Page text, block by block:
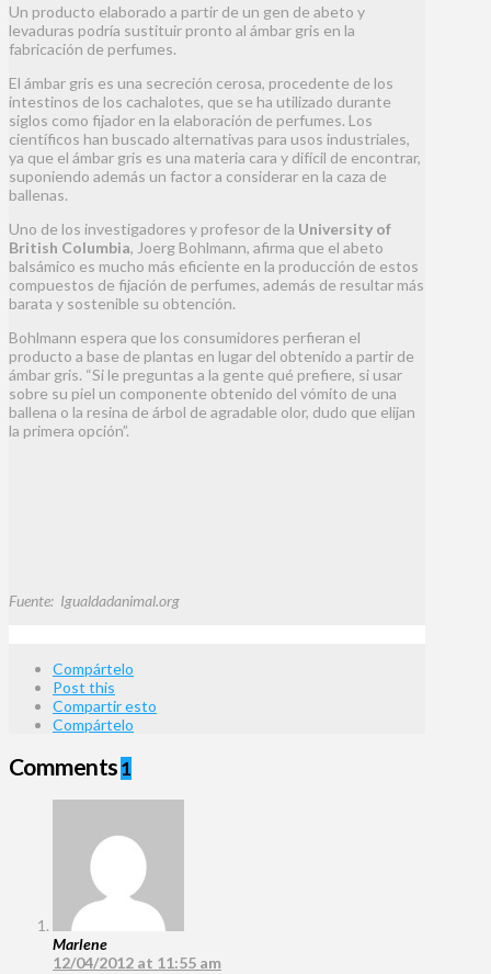
Un producto elaborado a partir de un gen de abeto y
levaduras podría sustituir pronto al ámbar gris en la
fabricación de perfumes.
El ámbar gris es una secreción cerosa, procedente de los
intestinos de los cachalotes, que se ha utilizado durante
siglos como fijador en la elaboración de perfumes. Los
científicos han buscado alternativas para usos industriales,
ya que el ámbar gris es una materia cara y difícil de encontrar,
suponiendo además un factor a considerar en la caza de
ballenas.
Uno de los investigadores y profesor de la University of
British Columbia, Joerg Bohlmann, afirma que el abeto
balsámico es mucho más eficiente en la producción de estos
compuestos de fijación de perfumes, además de resultar más
barata y sostenible su obtención.
Bohlmann espera que los consumidores perfieran el
producto a base de plantas en lugar del obtenido a partir de
ámbar gris. “Si le preguntas a la gente qué prefiere, si usar
sobre su piel un componente obtenido del vómito de una
ballena o la resina de árbol de agradable olor, dudo que elijan
la primera opción”.
Fuente: Igualdadanimal.org
Compártelo
Post this
Compartir esto
Compártelo
Comments1
Marlene
12/04/2012 at 11:55 am